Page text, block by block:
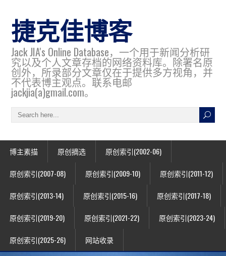
捷克佳博客
Jack JIA's Online Database，一个用于新闻分析研
究以及个人文章存档的网络资料库。除署名原
创外，所录部分文章仅在于提供多方视角，并
不代表博主观点。联系电邮
jackjia(a)gmail.com。
博主素描 原创摘选 原创索引(2002-06)
原创索引(2007-08) 原创索引(2009-10) 原创索引(2011-12)
原创索引(2013-14) 原创索引(2015-16) 原创索引(2017-18)
原创索引(2019-20) 原创索引(2021-22) 原创索引(2023-24)
原创索引(2025-26) 网站收录